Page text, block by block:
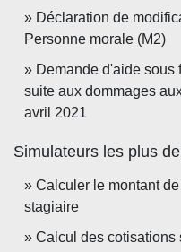
Déclaration de
Personne morale (M2)
Demande d'aide sous
suite aux dommages
avril 2021
Simulateurs les plus
Calculer le montant
stagiaire
Calcul des cotisations